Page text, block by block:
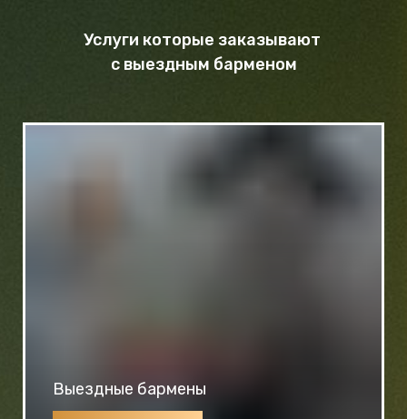
Услуги которые заказывают
с выездным барменом
Выездные бармены